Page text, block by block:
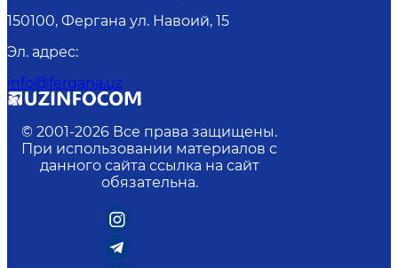
150100, Фергана ул. Навоий, 15
Эл. адрес:
info@fergana.uz
© 2001-2026 Все права защищены.
При использовании материалов с
данного сайта ссылка на сайт
обязательна.